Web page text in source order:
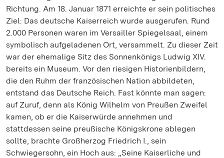
Richtung. Am 18. Januar 1871 erreichte er sein politisches
Ziel: Das deutsche Kaiserreich wurde ausgerufen. Rund
2.000 Personen waren im Versailler Spiegelsaal, einem
symbolisch aufgeladenen Ort, versammelt. Zu dieser Zeit
war der ehemalige Sitz des Sonnenkönigs Ludwig XIV.
bereits ein Museum. Vor den riesigen Historienbildern,
die den Ruhm der französischen Nation abbildeten,
entstand das Deutsche Reich. Fast könnte man sagen:
auf Zuruf, denn als König Wilhelm von Preußen Zweifel
kamen, ob er die Kaiserwürde annehmen und
stattdessen seine preußische Königskrone ablegen
sollte, brachte Großherzog Friedrich I., sein
Schwiegersohn, ein Hoch aus: „Seine Kaiserliche und